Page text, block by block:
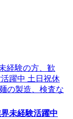
未経験活躍中